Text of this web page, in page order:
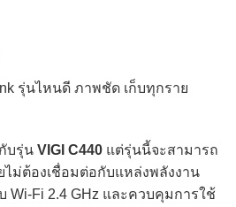
บรุ่น VIGI C440 แต่รุ่นนี้จะสามารถ
ไม่ต้องเชื่อมต่อกับแหล่งพลังงาน
Wi-Fi 2.4 GHz และควบคุมการใช้